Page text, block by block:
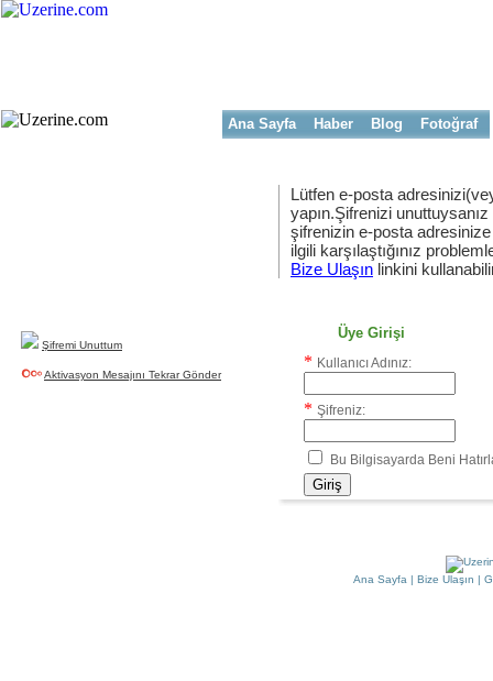
Ana Sayfa Haber Blog Fotoğraf
Şifremi Unuttum
Aktivasyon Mesajını Tekrar Gönder
Lütfen e-posta
yapın.Şifrenizi
şifrenizin e-posta
ilgili karşılaştığınız
Bize Ulaşın linkini
Üye Girişi
* Kullanıcı Adınız:
* Şifreniz:
Bu Bilgisayarda Beni
Ana Sayfa | Bize Ulaşın |